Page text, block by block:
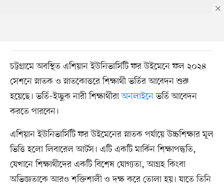
চট্টগ্রামে অবস্থিত এশিয়ান ইউনিভার্সিটি ফর উইমেনে ফল ২০২৪
সেশনে স্নাতক ও স্নাতকোত্তরে শিক্ষার্থী ভর্তির আবেদন শুরু
হয়েছে। ভর্তি–ইচ্ছুক নারী শিক্ষার্থীরাঅনলাইনেভর্তি আবেদন
করতে পারবেন।
এশিয়ান ইউনিভার্সিটি ফর উইমেনের স্নাতক পর্যায়ে উচ্চশিক্ষার মূল
ভিত্তি হলো লিবারেল আর্টস। এটি একটি মার্কিন শিক্ষাপদ্ধতি,
যেখানে শিক্ষার্থীদের একটি বিশেষ যোগ্যতা, আগ্রহ কিংবা
অভিজ্ঞতাকে আরও শক্তিশালী ও দক্ষ করে তোলা হয়। যাতে তিনি